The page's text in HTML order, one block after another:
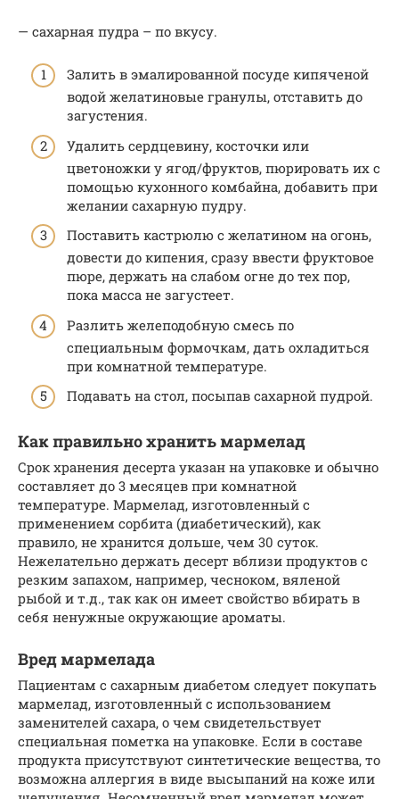
— сахарная пудра – по вкусу.
Залить в эмалированной посуде кипяченой
водой желатиновые гранулы, отставить до
загустения.
Удалить сердцевину, косточки или
цветоножки у ягод/фруктов, пюрировать их с
помощью кухонного комбайна, добавить при
желании сахарную пудру.
Поставить кастрюлю с желатином на огонь,
довести до кипения, сразу ввести фруктовое
пюре, держать на слабом огне до тех пор,
пока масса не загустеет.
Разлить желеподобную смесь по
специальным формочкам, дать охладиться
при комнатной температуре.
Подавать на стол, посыпав сахарной пудрой.
Как правильно хранить мармелад
Срок хранения десерта указан на упаковке и обычно
составляет до 3 месяцев при комнатной
температуре. Мармелад, изготовленный с
применением сорбита (диабетический), как
правило, не хранится дольше, чем 30 суток.
Нежелательно держать десерт вблизи продуктов с
резким запахом, например, чесноком, вяленой
рыбой и т.д., так как он имеет свойство вбирать в
себя ненужные окружающие ароматы.
Вред мармелада
Пациентам с сахарным диабетом следует покупать
мармелад, изготовленный с использованием
заменителей сахара, о чем свидетельствует
специальная пометка на упаковке. Если в составе
продукта присутствуют синтетические вещества, то
возможна аллергия в виде высыпаний на коже или